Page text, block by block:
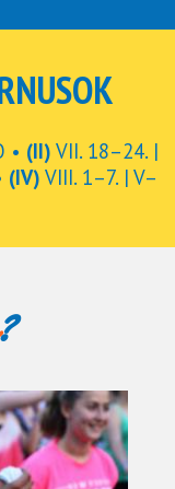
• (II) VII. 18–24. |
(IV) VIII. 1–7. | V–